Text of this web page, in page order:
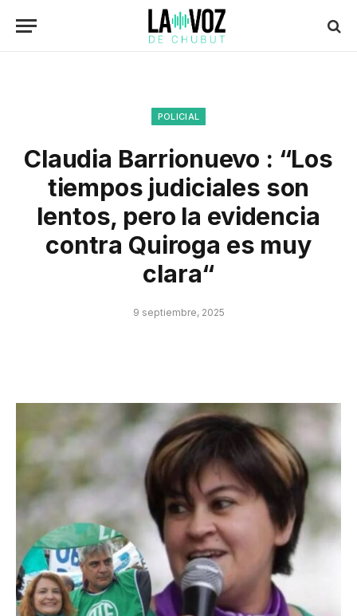
POLICIAL
Claudia Barrionuevo : “Los
tiempos judiciales son
lentos, pero la evidencia
contra Quiroga es muy
clara“
9 septiembre, 2025